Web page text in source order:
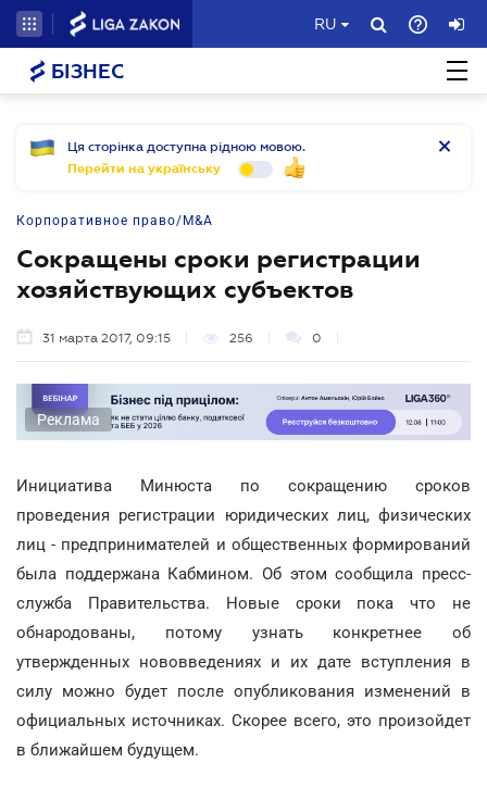
RU
БІЗНЕС
Ця сторінка доступна рідною мовою.
Перейти на українську
Корпоративное право/M&A
Сокращены сроки регистрации
хозяйствующих субъектов
31 марта 2017, 09:15 256 0
Реклама
Инициатива Минюста по сокращению сроков
проведения регистрации юридических лиц, физических
лиц - предпринимателей и общественных формирований
была поддержана Кабмином. Об этом сообщила пресс-
служба Правительства. Новые сроки пока что не
обнародованы, потому узнать конкретнее об
утвержденных нововведениях и их дате вступления в
силу можно будет после опубликования изменений в
официальных источниках. Скорее всего, это произойдет
в ближайшем будущем.